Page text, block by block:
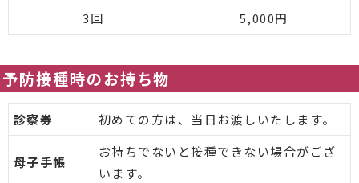
3回
5,000円
予防接種時のお持ち物
診察券 初めての方は、当日お渡しいたします。
母子手帳
お持ちでないと接種できない場合がござ
います。